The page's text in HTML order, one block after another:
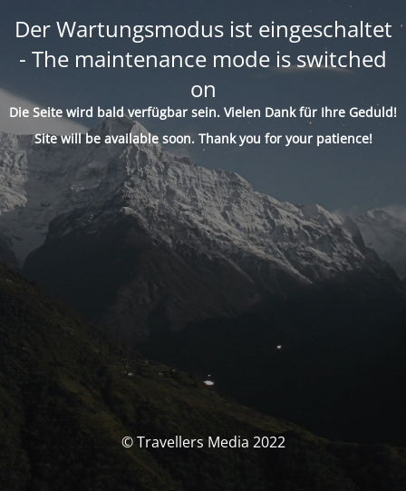
Der Wartungsmodus ist eingeschaltet
- The maintenance mode is switched
on
Die Seite wird bald verfügbar sein. Vielen Dank für Ihre Geduld!
Site will be available soon. Thank you for your patience!
© Travellers Media 2022